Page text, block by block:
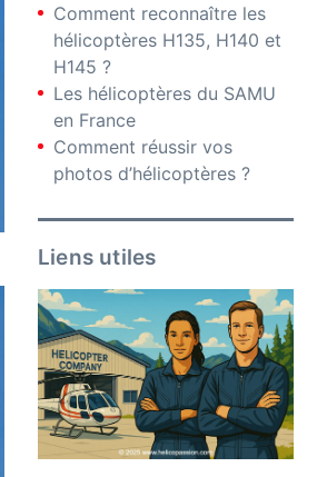
Comment reconnaître les
hélicoptères H135, H140 et
H145 ?
Les hélicoptères du SAMU
en France
Comment réussir vos
photos d’hélicoptères ?
Liens utiles